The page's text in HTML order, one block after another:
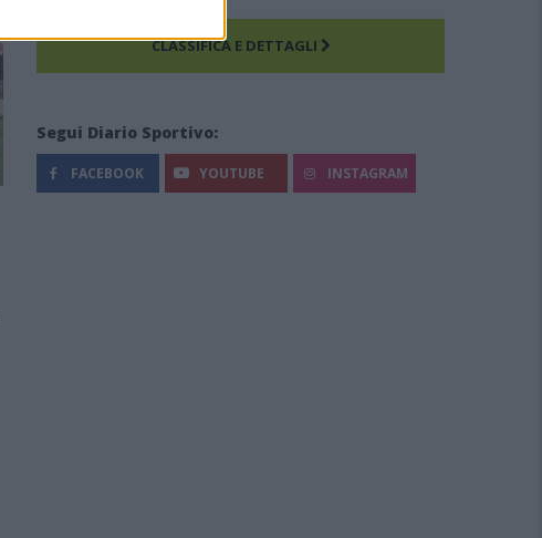
CLASSIFICA E DETTAGLI
Segui Diario Sportivo:
FACEBOOK YOUTUBE INSTAGRAM